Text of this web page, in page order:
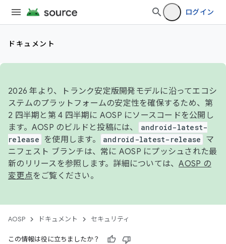
ログイン
ドキュメント
2026 年より、トランク安定版開発モデルに沿ってエコシ
ステムのプラットフォームの安定性を確保するため、第
2 四半期と第 4 四半期に AOSP にソースコードを公開し
ます。AOSP のビルドと投稿には、
android-latest-
release
を使用します。 android-latest-release
マ
ニフェスト ブランチは、常に AOSP にプッシュされた最
新のリリースを参照します。詳細については、AOSP の
変更点をご覧ください。
AOSP ドキュメント セキュリティ
この情報は役に立ちましたか？